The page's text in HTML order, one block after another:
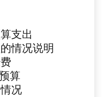
支出
情况说明
算
况